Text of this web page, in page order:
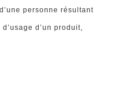
personne résultant
d’un produit,